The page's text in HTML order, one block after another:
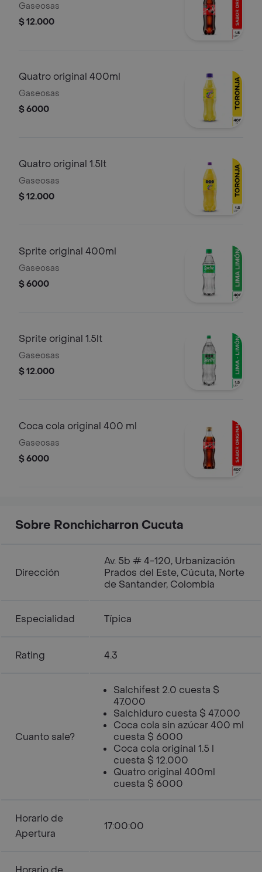
Gaseosas
$ 12.000
Quatro original 400ml
Gaseosas
$ 6000
Quatro original 1.5lt
Gaseosas
$ 12.000
Sprite original 400ml
Gaseosas
$ 6000
Sprite original 1.5lt
Gaseosas
$ 12.000
Coca cola original 400 ml
Gaseosas
$ 6000
Sobre Ronchicharron Cucuta
Dirección
Av. 5b # 4-120, Urbanización
Prados del Este, Cúcuta, Norte
de Santander, Colombia
Especialidad Típica
Rating 4.3
Cuanto sale?
Salchifest 2.0 cuesta $
47.000
Salchiduro cuesta $ 47.000
Coca cola sin azúcar 400 ml
cuesta $ 6000
Coca cola original 1.5 l
cuesta $ 12.000
Quatro original 400ml
cuesta $ 6000
Horario de
Apertura
17:00:00